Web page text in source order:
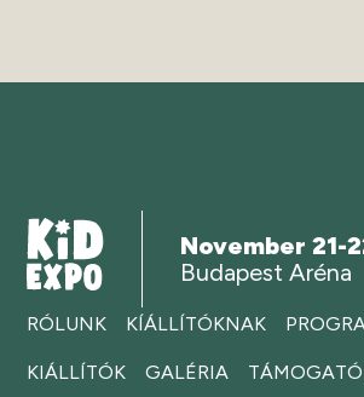
November 21-
Budapest Aréna
RÓLUNK KÍÁLLÍTÓKNAK
KIÁLLÍTÓK GALÉRIA